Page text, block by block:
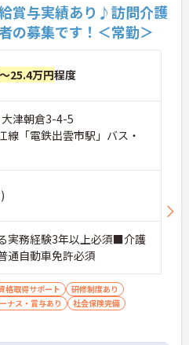
賞与実績あり♪訪問介護
の募集です！＜常勤＞
25.4万円程度
津朝倉3-4-5
線「電鉄出雲市駅」バス・
実務経験3年以上必須■介護
通自動車免許必須
格取得サポート
研修制度あり
ナス・賞与あり
社会保険完備